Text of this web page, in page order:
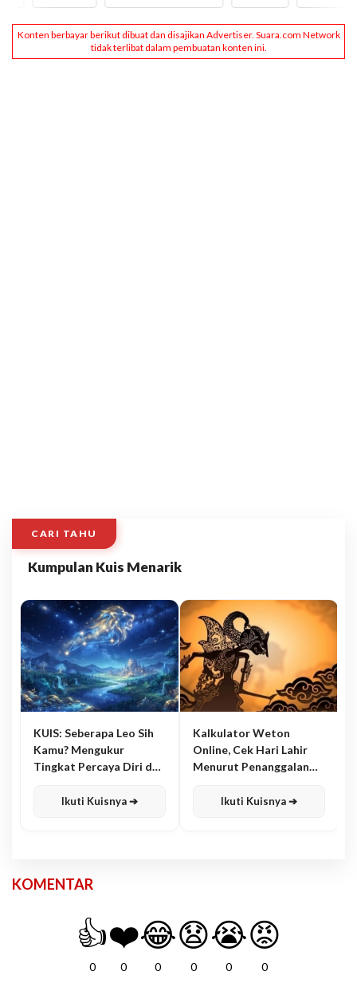
CARI TAHU
Kumpulan Kuis Menarik
KUIS: Seberapa Leo Sih
Kamu? Mengukur
Tingkat Percaya Diri dan
Ikuti Kuisnya ➔
Kalkulator Weton
Online, Cek Hari Lahir
Menurut Penanggalan
Ikuti Kuisnya ➔
KOMENTAR
👍
0
❤️
0
😂
0
😧
0
😭
0
😡
0